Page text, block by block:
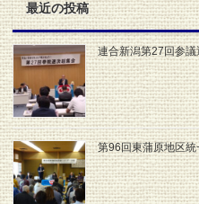
最近の投稿
連合新潟第27回参
第96回東蒲原地区